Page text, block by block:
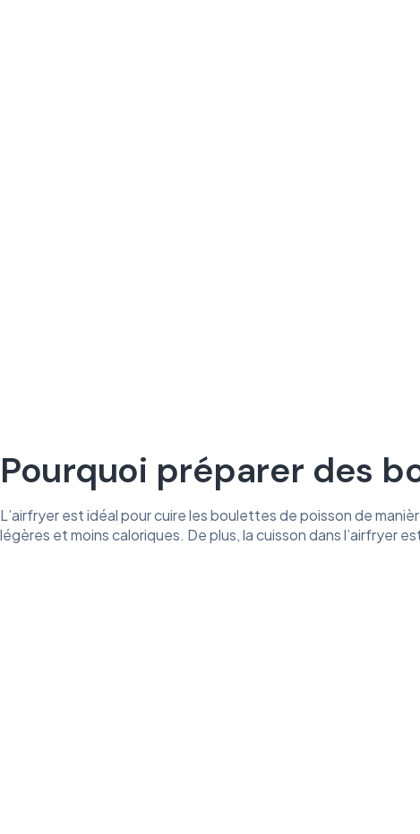
Pourquoi préparer des
L’airfryer est idéal pour cuire les boulettes de poisson de
légères et moins caloriques. De plus, la cuisson dans l’airfryer